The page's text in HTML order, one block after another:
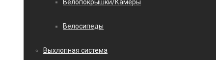
Велопокрышки/Камеры
Велосипеды
Выхлопная система